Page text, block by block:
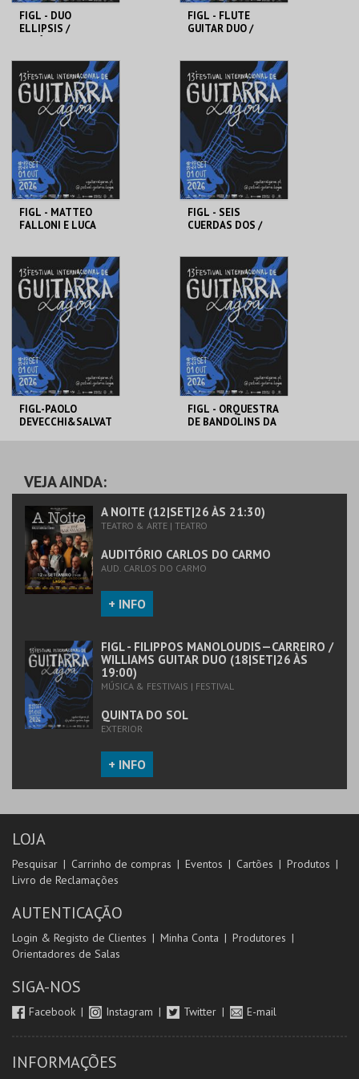
FIGL - DUO
ELLIPSIS /
SÍTIO DAS FONTES
MAIS INFO
COMPRAR
FIGL - FLUTE
GUITAR DUO /
OLARIA DE PORCHES
MAIS INFO
COMPRAR
FIGL - MATTEO
FALLONI E LUCA
AUDITÓRIO CARLOS
DO CARMO
MAIS INFO
COMPRAR
FIGL - SEIS
CUERDAS DOS /
QUARTET
AUDITÓRIO CARLOS
DO CARMO
MAIS INFO
COMPRAR
FIGL-PAOLO
DEVECCHI&SALVAT
ANDALUZIA
JOSÉ
MAIS INFO
COMPRAR
FIGL - ORQUESTRA
DE BANDOLINS DA
MAIS INFO
VEJA AINDA:
A NOITE (12|SET|26 ÀS 21:30)
TEATRO & ARTE | TEATRO
AUDITÓRIO CARLOS DO CARMO
AUD. CARLOS DO CARMO
+ INFO
FIGL - FILIPPOS MANOLOUDIS—CARREIRO /
WILLIAMS GUITAR DUO (18|SET|26 ÀS
19:00)
MÚSICA & FESTIVAIS | FESTIVAL
QUINTA DO SOL
EXTERIOR
+ INFO
LOJA
Pesquisar Carrinho de compras Eventos Cartões
Produtos
Livro de Reclamações
AUTENTICAÇÃO
Login & Registo de Clientes Minha Conta
Produtores
Orientadores de Salas
SIGA-NOS
Facebook Instagram Twitter E-mail
INFORMAÇÕES